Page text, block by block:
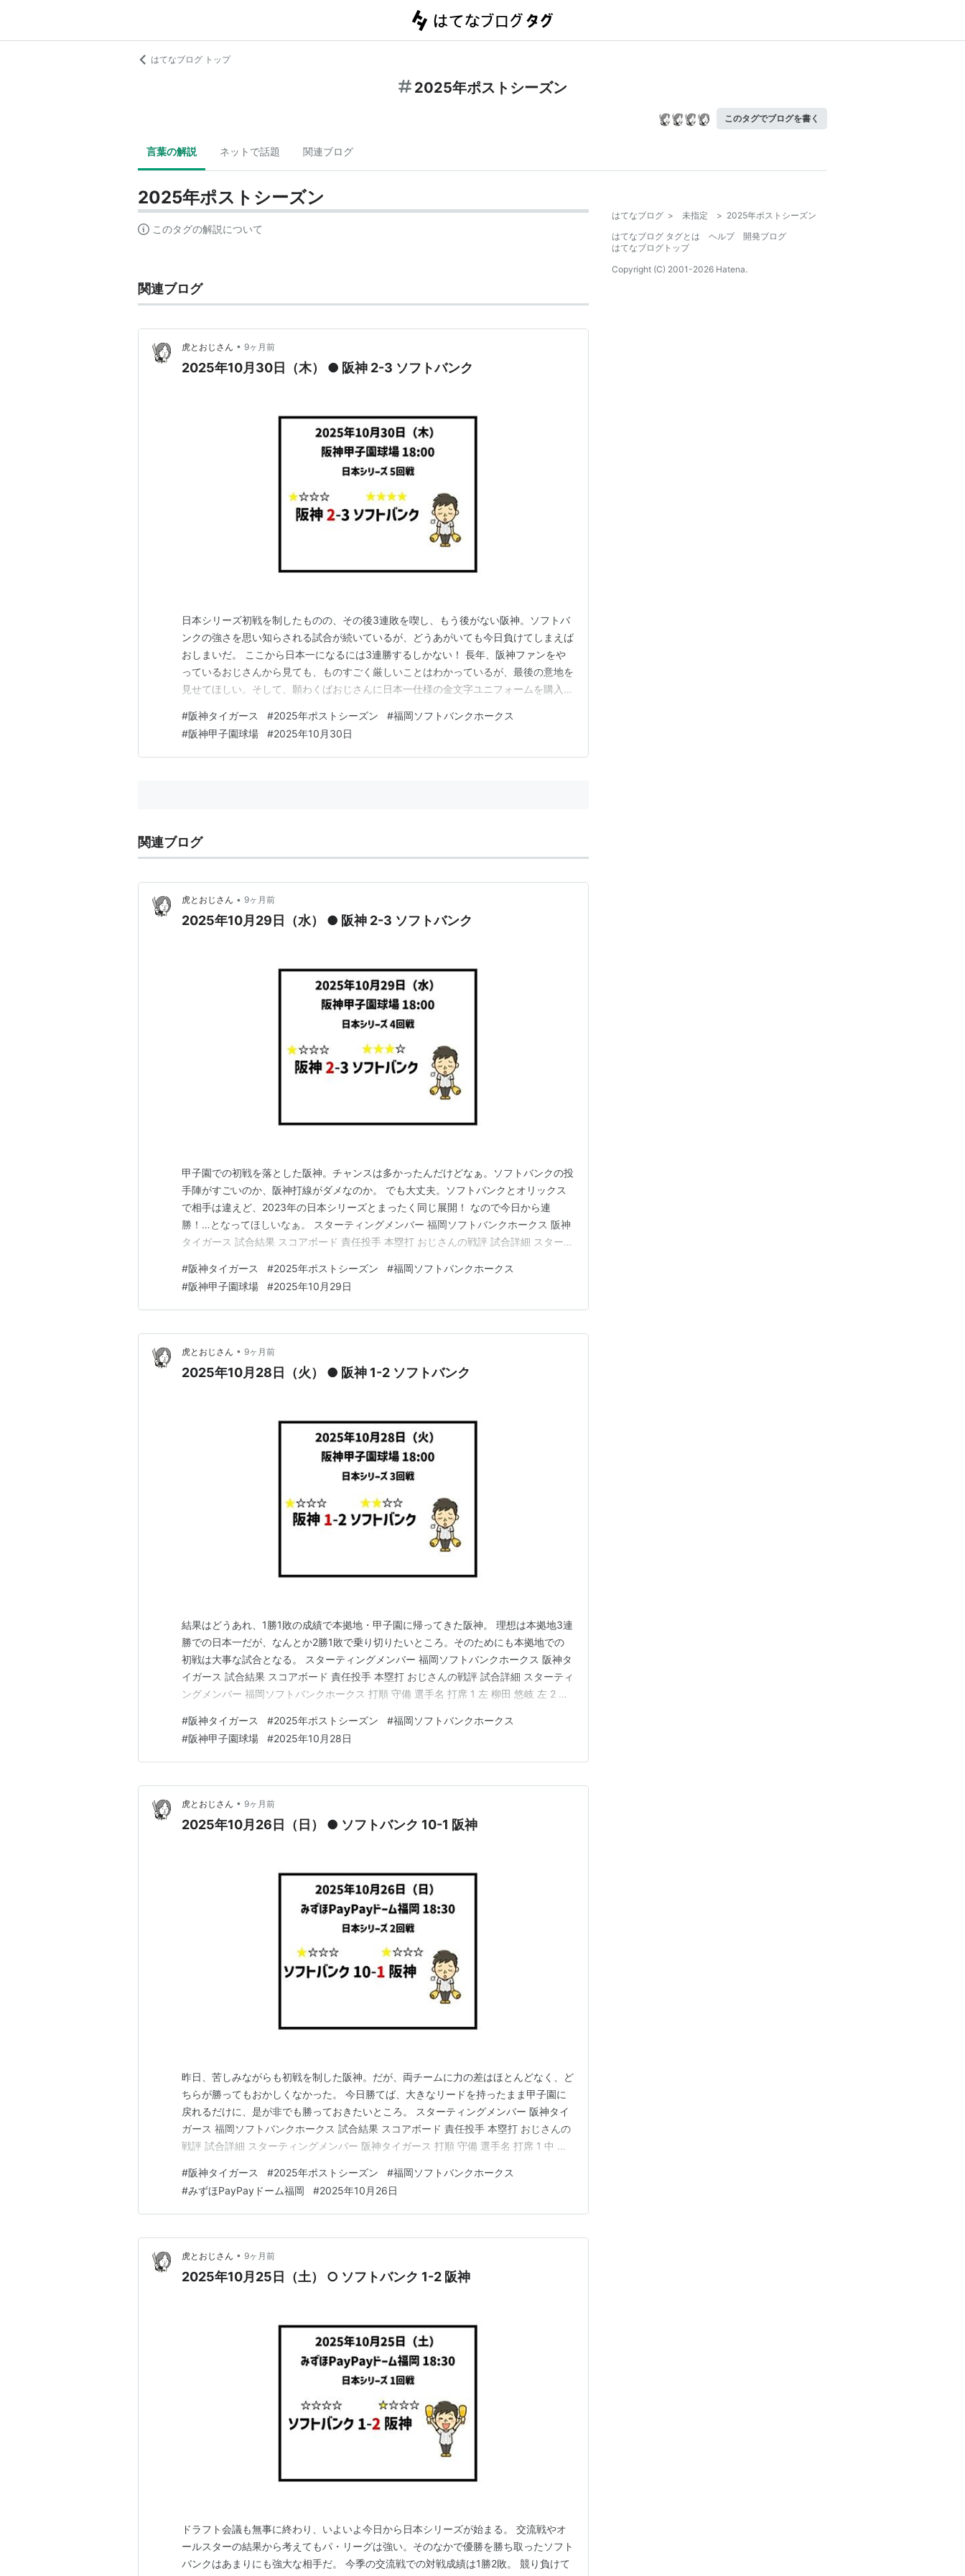
はてなブログ トップ
2025年ポストシーズン
このタグでブログを書く
言葉の解説 ネットで話題 関連ブログ
2025年ポストシーズン
このタグの解説について
関連ブログ
虎とおじさん • 9ヶ月前
2025年10月30日（木） ● 阪神 2-3 ソフトバンク
日本シリーズ初戦を制したものの、その後3連敗を喫し、もう後がない阪神。ソフトバ
ンクの強さを思い知らされる試合が続いているが、どうあがいても今日負けてしまえば
おしまいだ。 ここから日本一になるには3連勝するしかない！ 長年、阪神ファンをや
っているおじさんから見ても、ものすごく厳しいことはわかっているが、最後の意地を
見せてほしい。そして、願わくばおじさんに日本一仕様の金文字ユニフォームを購入さ
ンクホークス 阪神タイガース 試合結果 スコアボード 責任投手 本塁打 おじさんの戦評
試合詳細 スターティングメンバー 福岡…
#阪神タイガース #2025年ポストシーズン #福岡ソフトバンクホークス
#阪神甲子園球場 #2025年10月30日
関連ブログ
虎とおじさん • 9ヶ月前
2025年10月29日（水） ● 阪神 2-3 ソフトバンク
甲子園での初戦を落とした阪神。チャンスは多かったんだけどなぁ。ソフトバンクの投
手陣がすごいのか、阪神打線がダメなのか。 でも大丈夫。ソフトバンクとオリックス
で相手は違えど、2023年の日本シリーズとまったく同じ展開！ なので今日から連
勝！…となってほしいなぁ。 スターティングメンバー 福岡ソフトバンクホークス 阪神
タイガース 試合結果 スコアボード 責任投手 本塁打 おじさんの戦評 試合詳細 スターテ
中 周東 佑京 左 3 右 柳町 達 左 4 一 山川 穂高 右 5 三 栗原 陵矢 左 6 遊 野…
#阪神タイガース #2025年ポストシーズン #福岡ソフトバンクホークス
#阪神甲子園球場 #2025年10月29日
虎とおじさん • 9ヶ月前
2025年10月28日（火） ● 阪神 1-2 ソフトバンク
結果はどうあれ、1勝1敗の成績で本拠地・甲子園に帰ってきた阪神。 理想は本拠地3連
勝での日本一だが、なんとか2勝1敗で乗り切りたいところ。そのためにも本拠地での
初戦は大事な試合となる。 スターティングメンバー 福岡ソフトバンクホークス 阪神タ
イガース 試合結果 スコアボード 責任投手 本塁打 おじさんの戦評 試合詳細 スターティ
ングメンバー 福岡ソフトバンクホークス 打順 守備 選手名 打席 1 左 柳田 悠岐 左 2 中
牧原 大成 左 8 捕 海野 隆司 右 9 投 モイネ…
#阪神タイガース #2025年ポストシーズン #福岡ソフトバンクホークス
#阪神甲子園球場 #2025年10月28日
虎とおじさん • 9ヶ月前
2025年10月26日（日） ● ソフトバンク 10-1 阪神
昨日、苦しみながらも初戦を制した阪神。だが、両チームに力の差はほとんどなく、ど
ちらが勝ってもおかしくなかった。 今日勝てば、大きなリードを持ったまま甲子園に
戻れるだけに、是が非でも勝っておきたいところ。 スターティングメンバー 阪神タイ
ガース 福岡ソフトバンクホークス 試合結果 スコアボード 責任投手 本塁打 おじさんの
戦評 試合詳細 スターティングメンバー 阪神タイガース 打順 守備 選手名 打席 1 中 近
髙寺 望夢 左 7 遊 小幡 竜平 左 8 捕 坂本 誠志郎 右 9…
#阪神タイガース #2025年ポストシーズン #福岡ソフトバンクホークス
#みずほPayPayドーム福岡 #2025年10月26日
虎とおじさん • 9ヶ月前
2025年10月25日（土） ○ ソフトバンク 1-2 阪神
ドラフト会議も無事に終わり、いよいよ今日から日本シリーズが始まる。 交流戦やオ
ールスターの結果から考えてもパ・リーグは強い。そのなかで優勝を勝ち取ったソフト
バンクはあまりにも強大な相手だ。 今季の交流戦での対戦成績は1勝2敗。 競り負けて
はてなブログ > 未指定 > 2025年ポストシーズン
はてなブログ タグとは
ヘルプ
開発ブログ
はてなブログトップ
Copyright (C) 2001-2026 Hatena.